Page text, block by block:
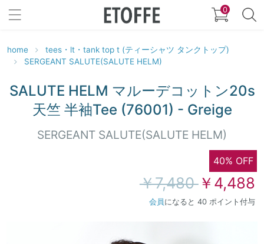
0
home
tees・lt・tank top t (ティーシャツ タンクトップ)
SERGEANT SALUTE(SALUTE HELM)
SALUTE HELM マルーデコットン20s
天竺 半袖Tee (76001) - Greige
SERGEANT SALUTE(SALUTE HELM)
40% OFF
￥7,480￥4,488
会員 になると 40 ポイント付与